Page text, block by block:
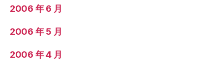
2006 年 6 月
2006 年 5 月
2006 年 4 月